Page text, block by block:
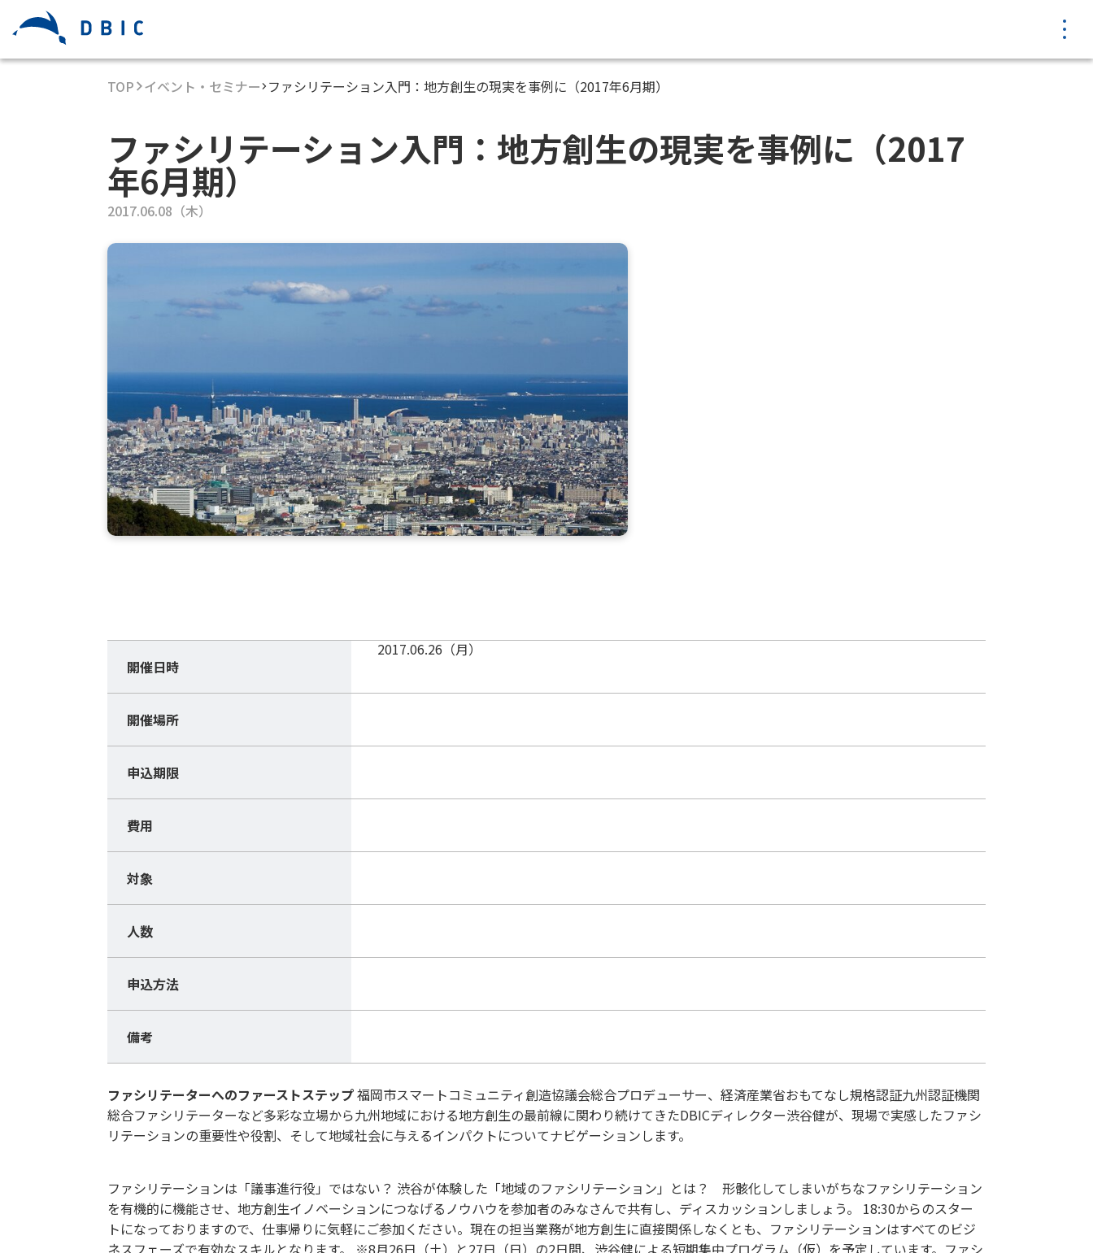
TOP イベント・セミナー ファシリテーション入門：地方創生の現実を事例に（2017年6月期）
ファシリテーション入門：地方創生の現実を事例に（2017
年6月期）
2017.06.08（木）
開催日時
2017.06.26（月）
開催場所
申込期限
費用
対象
人数
申込方法
備考
ファシリテーターへのファーストステップ福岡市スマートコミュニティ創造協議会総合プロデューサー、経済産業省おもてなし規格認証九州認証機関
総合ファシリテーターなど多彩な立場から九州地域における地方創生の最前線に関わり続けてきたDBICディレクター渋谷健が、現場で実感したファシ
リテーションの重要性や役割、そして地域社会に与えるインパクトについてナビゲーションします。
ファシリテーションは「議事進行役」ではない？ 渋谷が体験した「地域のファシリテーション」とは？ 形骸化してしまいがちなファシリテーション
を有機的に機能させ、地方創生イノベーションにつなげるノウハウを参加者のみなさんで共有し、ディスカッションしましょう。 18:30からのスター
トになっておりますので、仕事帰りに気軽にご参加ください。現在の担当業務が地方創生に直接関係しなくとも、ファシリテーションはすべてのビジ
ネスフェーズで有効なスキルとなります。 ※8月26日（土）と27日（日）の2日間、渋谷健による短期集中プログラム（仮）を予定しています。ファシ